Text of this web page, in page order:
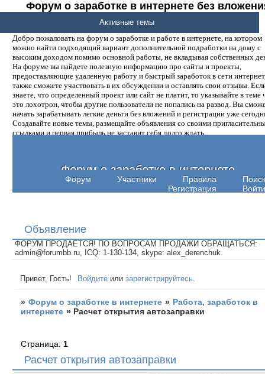
Форум о заработке в интернете без
денег.
Добро пожаловать на форум о заработке и работе в интернете, на котором
можно найти подходящий вариант дополнительной подработки на дому с
высоким доходом помимо основной работы, не вкладывая собственных
На форуме вы найдете полезную информацию про сайты и проекты,
предоставляющие удаленную работу и быстрый заработок в сети
также сможете участвовать в их обсуждении и оставлять свои отзывы.
знаете, что определенный проект или сайт не платит, то указывайте в теме
это лохотрон, чтобы другие пользователи не попались на развод. Вы
начать зарабатывать легкие деньги без вложений и регистрации уже
Создавайте новые темы, размещайте объявления со своими
ссылками и первая прибыль не заставит себя долго ждать.
Форум о заработке в интернете
Форум Участники Правила
Поиск
Регистрация
Войти
Активные темы
Объявление
ФОРУМ ПРОДАЕТСЯ! ПО ВОПРОСАМ ПРОДАЖИ ОБРАЩАТЬСЯ:
admin@forumbb.ru, ICQ: 1-130-134, skype: alex_derenchuk.
Привет, Гость! Войдите илизарегистрируйтесь
» Форум о заработке в интернете » Работа, заработок в
интернете » Расчет открытия автозаправки
Расчет открытия автозаправки
Страница: 1